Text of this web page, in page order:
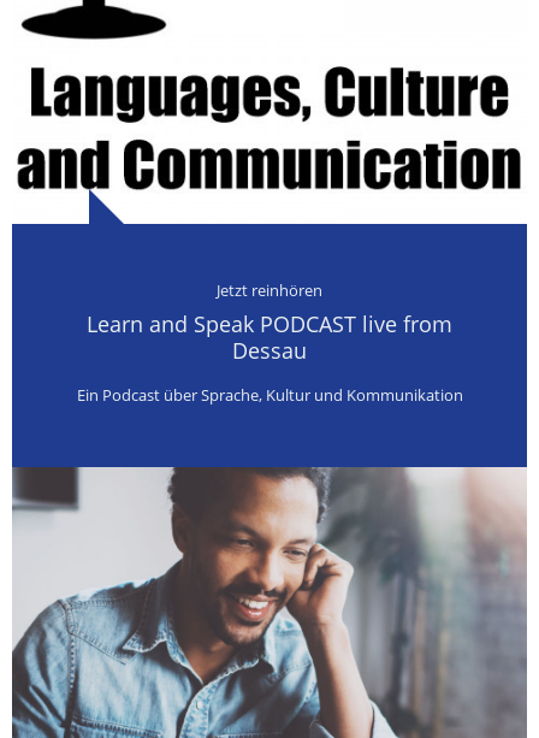
Jetzt reinhören
Learn and Speak PODCAST live from
Dessau
Ein Podcast über Sprache, Kultur und Kommunikation